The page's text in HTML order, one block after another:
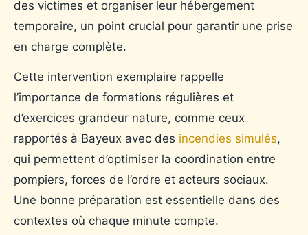
des victimes et organiser leur hébergement
temporaire, un point crucial pour garantir une prise
en charge complète.
Cette intervention exemplaire rappelle
l’importance de formations régulières et
d’exercices grandeur nature, comme ceux
rapportés à Bayeux avec des incendies simulés,
qui permettent d’optimiser la coordination entre
pompiers, forces de l’ordre et acteurs sociaux.
Une bonne préparation est essentielle dans des
contextes où chaque minute compte.